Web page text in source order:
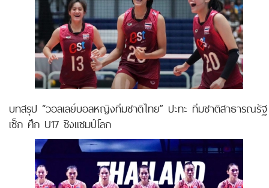
บทสรุป “วอลเลย์บอลหญิงทีมชาติไทย” ปะทะ ทีมชาติสาธารณรัฐ
เช็ก ศึก U17 ชิงแชมป์โลก